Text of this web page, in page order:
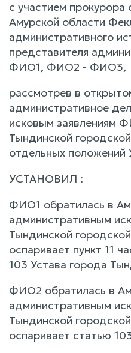
с участием прокурора
Амурской области
административного
представителя
ФИО1, ФИО2 - ФИО3,
рассмотрев в
административное
исковым заявлениям
Тындинской
отдельных
УСТАНОВИЛ :
ФИО1 обратилась в
административным
Тындинской
оспаривает пункт 11
103 Устава города
ФИО2 обратилась в
административным
Тындинской
оспаривает статью